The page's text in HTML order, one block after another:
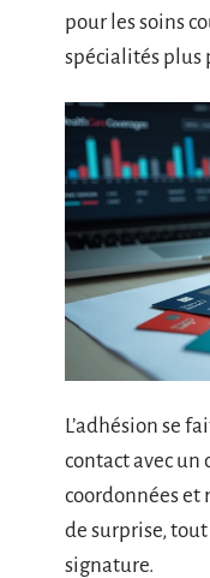
pour les soins
spécialités plus
L’adhésion se
contact avec un
coordonnées et
de surprise,
signature.